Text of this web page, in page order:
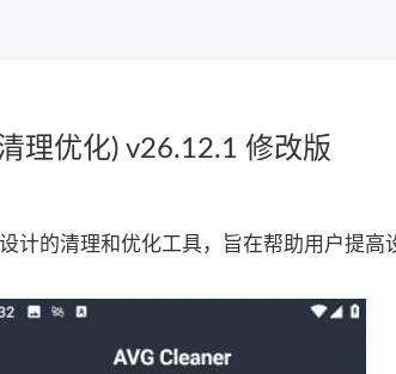
理优化) v26.12.1 修改版
计的清理和优化工具，旨在帮助用户提高